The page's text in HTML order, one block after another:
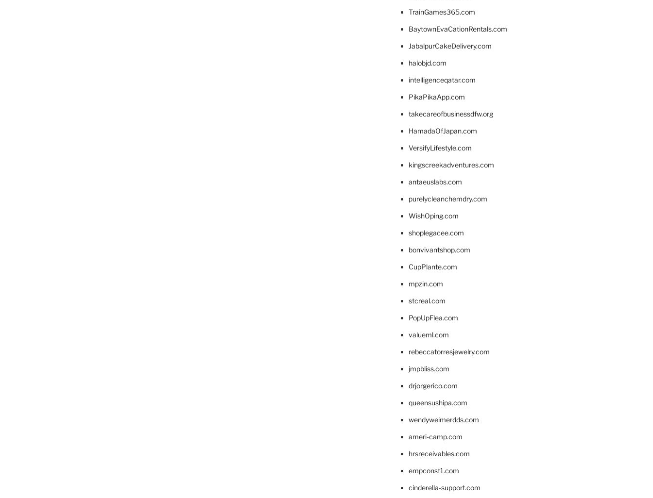
TrainGames365.com
BaytownEvaCationRentals.com
JabalpurCakeDelivery.com
halobjd.com
intelligenceqatar.com
PikaPikaApp.com
takecareofbusinessdfw.org
HamadaOfJapan.com
VersifyLifestyle.com
kingscreekadventures.com
antaeuslabs.com
purelycleanchemdry.com
WishOping.com
shoplegacee.com
bonvivantshop.com
CupPlante.com
mpzin.com
stcreal.com
PopUpFlea.com
valueml.com
rebeccatorresjewelry.com
jmpbliss.com
drjorgerico.com
queensushipa.com
wendyweimerdds.com
ameri-camp.com
hrsreceivables.com
empconst1.com
cinderella-support.com